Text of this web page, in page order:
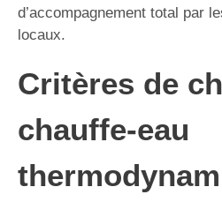
d’accompagnement total par
locaux.
Critères de
chauffe-eau